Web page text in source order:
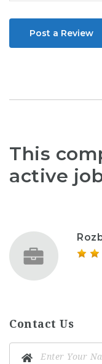
Post a Review
This
active
Contact Us